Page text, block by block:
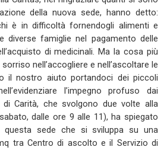
della nuova sede, hanno detto:
è in difficoltà fornendogli alimenti e
diverse famiglie nel pagamento delle
di medicinali. Ma la cosa più
nell’accogliere e nell’ascoltare le
il nostro aiuto portandoci dei piccoli
l’impegno profuso dai
di Carità, che svolgono due volte alla
dalle ore 9 alle 11), ha spiegato
questa sede che si sviluppa su una
tra Centro di ascolto e il Servizio di